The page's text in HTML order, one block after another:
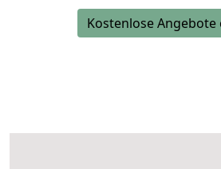
Kostenlose Angebote